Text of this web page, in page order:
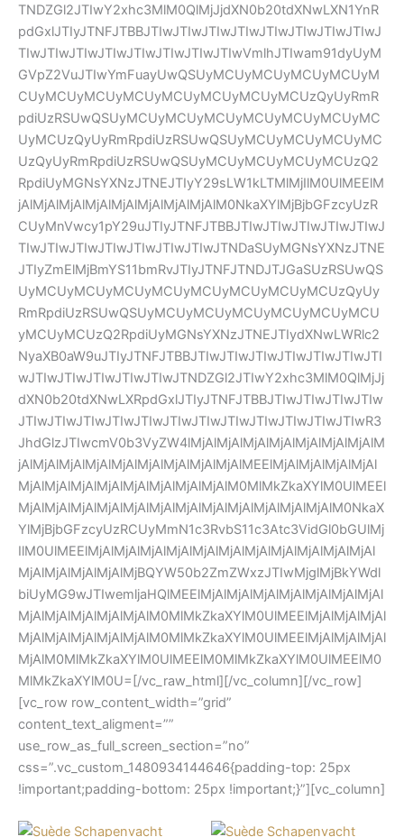
TNDZGl2JTIwY2xhc3MlM0QlMjJjdXN0b20tdXNwLXN1YnR
pdGxlJTIyJTNFJTBBJTIwJTIwJTIwJTIwJTIwJTIwJTIwJTIwJ
TIwJTIwJTIwJTIwJTIwJTIwJTIwJTIwVmlhJTIwam91dyUyM
GVpZ2VuJTIwYmFuayUwQSUyMCUyMCUyMCUyMCUyM
CUyMCUyMCUyMCUyMCUyMCUyMCUyMCUzQyUyRmR
pdiUzRSUwQSUyMCUyMCUyMCUyMCUyMCUyMCUyMC
UyMCUzQyUyRmRpdiUzRSUwQSUyMCUyMCUyMCUyMC
UzQyUyRmRpdiUzRSUwQSUyMCUyMCUyMCUyMCUzQ2
RpdiUyMGNsYXNzJTNEJTIyY29sLW1kLTMlMjIlM0UlMEElM
jAlMjAlMjAlMjAlMjAlMjAlMjAlMjAlM0NkaXYlMjBjbGFzcyUzR
CUyMnVwcy1pY29uJTIyJTNFJTBBJTIwJTIwJTIwJTIwJTIwJ
TIwJTIwJTIwJTIwJTIwJTIwJTIwJTNDaSUyMGNsYXNzJTNE
JTIyZmElMjBmYS11bmRvJTIyJTNFJTNDJTJGaSUzRSUwQS
UyMCUyMCUyMCUyMCUyMCUyMCUyMCUyMCUzQyUy
RmRpdiUzRSUwQSUyMCUyMCUyMCUyMCUyMCUyMCU
yMCUyMCUzQ2RpdiUyMGNsYXNzJTNEJTIydXNwLWRlc2
NyaXB0aW9uJTIyJTNFJTBBJTIwJTIwJTIwJTIwJTIwJTIwJTI
wJTIwJTIwJTIwJTIwJTIwJTNDZGl2JTIwY2xhc3MlM0QlMjJj
dXN0b20tdXNwLXRpdGxlJTIyJTNFJTBBJTIwJTIwJTIwJTIw
JTIwJTIwJTIwJTIwJTIwJTIwJTIwJTIwJTIwJTIwJTIwJTIwR3
JhdGlzJTIwcmV0b3VyZW4lMjAlMjAlMjAlMjAlMjAlMjAlMjAlM
jAlMjAlMjAlMjAlMjAlMjAlMjAlMjAlMjAlMEElMjAlMjAlMjAlMjAl
MjAlMjAlMjAlMjAlMjAlMjAlMjAlMjAlM0MlMkZkaXYlM0UlMEEl
MjAlMjAlMjAlMjAlMjAlMjAlMjAlMjAlMjAlMjAlMjAlMjAlM0NkaX
YlMjBjbGFzcyUzRCUyMmN1c3RvbS11c3Atc3VidGl0bGUlMj
IlM0UlMEElMjAlMjAlMjAlMjAlMjAlMjAlMjAlMjAlMjAlMjAlMjAl
MjAlMjAlMjAlMjAlMjBQYW50b2ZmZWxzJTIwMjglMjBkYWdl
biUyMG9wJTIwemljaHQlMEElMjAlMjAlMjAlMjAlMjAlMjAlMjAl
MjAlMjAlMjAlMjAlMjAlM0MlMkZkaXYlM0UlMEElMjAlMjAlMjAl
MjAlMjAlMjAlMjAlMjAlM0MlMkZkaXYlM0UlMEElMjAlMjAlMjAl
MjAlM0MlMkZkaXYlM0UlMEElM0MlMkZkaXYlM0UlMEElM0
MlMkZkaXYlM0U=[/vc_raw_html][/vc_column][/vc_row]
[vc_row row_content_width=”grid”
content_text_aligment=””
use_row_as_full_screen_section=”no”
css=”.vc_custom_1480934144646{padding-top: 25px
!important;padding-bottom: 25px !important;}”][vc_column]